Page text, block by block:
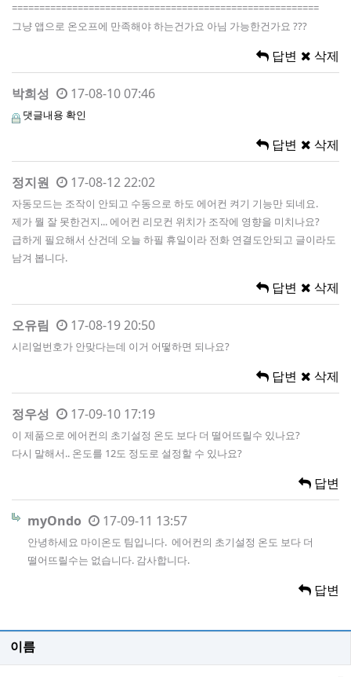
========================================================
그냥 앱으로 온오프에 만족해야 하는건가요 아님 가능한건가요 ???
답변 삭제
박희성 17-08-10 07:46
댓글내용 확인
답변 삭제
정지원 17-08-12 22:02
자동모드는 조작이 안되고 수동으로 하도 에어컨 켜기 기능만 되네요.
제가 뭘 잘 못한건지... 에어컨 리모컨 위치가 조작에 영향을 미치나요?
급하게 필요해서 산건데 오늘 하필 휴일이라 전화 연결도안되고 글이라도
남겨 봅니다.
답변 삭제
오유림 17-08-19 20:50
시리얼번호가 안맞다는데 이거 어떻하면 되나요?
답변 삭제
정우성 17-09-10 17:19
이 제품으로 에어컨의 초기설정 온도 보다 더 떨어뜨릴수 있나요?
다시 말해서.. 온도를 12도 정도로 설정할 수 있나요?
답변
myOndo 17-09-11 13:57
안녕하세요 마이온도 팀입니다. 에어컨의 초기설정 온도 보다 더
떨어뜨릴수는 없습니다. 감사합니다.
답변
이름